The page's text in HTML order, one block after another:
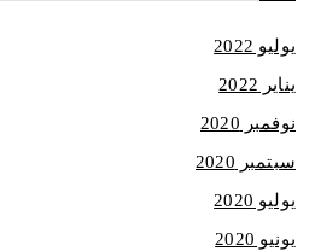
يوليو 2022
يناير 2022
نوفمبر 2020
سبتمبر 2020
يوليو 2020
يونيو 2020